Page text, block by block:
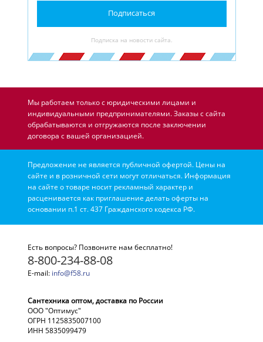
Подписаться
Подписка на новости сайта.
Мы работаем только с юридическими лицами и
индивидуальными предпринимателями. Заказы с сайта
обрабатываются и отгружаются после заключении
договора с вашей организацией.
Предложение не является публичной офертой. Цены на
сайте и в розничной сети могут отличаться. Информация
на сайте о товаре носит рекламный характер и
расценивается как приглашение делать оферты на
основании п.1 ст. 437 Гражданского кодекса РФ.
Есть вопросы? Позвоните нам бесплатно!
8-800-234-88-08
E-mail: info@f58.ru
Сантехника оптом, доставка по России
ООО "Оптимус"
ОГРН 1125835007100
ИНН 5835099479